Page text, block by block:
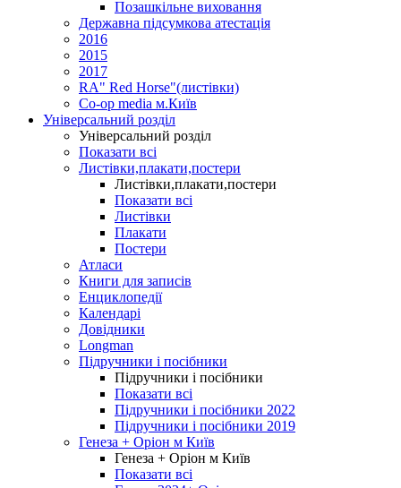
Позашкільне виховання
Державна підсумкова атестація
2016
2015
2017
RA" Red Horse"(листівки)
Co-op media м.Київ
Універсальний розділ
Універсальний розділ
Показати всі
Листівки,плакати,постери
Листівки,плакати,постери
Показати всі
Листівки
Плакати
Постери
Атласи
Книги для записів
Енциклопедії
Календарі
Довідники
Longman
Підручники і посібники
Підручники і посібники
Показати всі
Підручники і посібники 2022
Підручники і посібники 2019
Генеза + Оріон м Київ
Генеза + Оріон м Київ
Показати всі